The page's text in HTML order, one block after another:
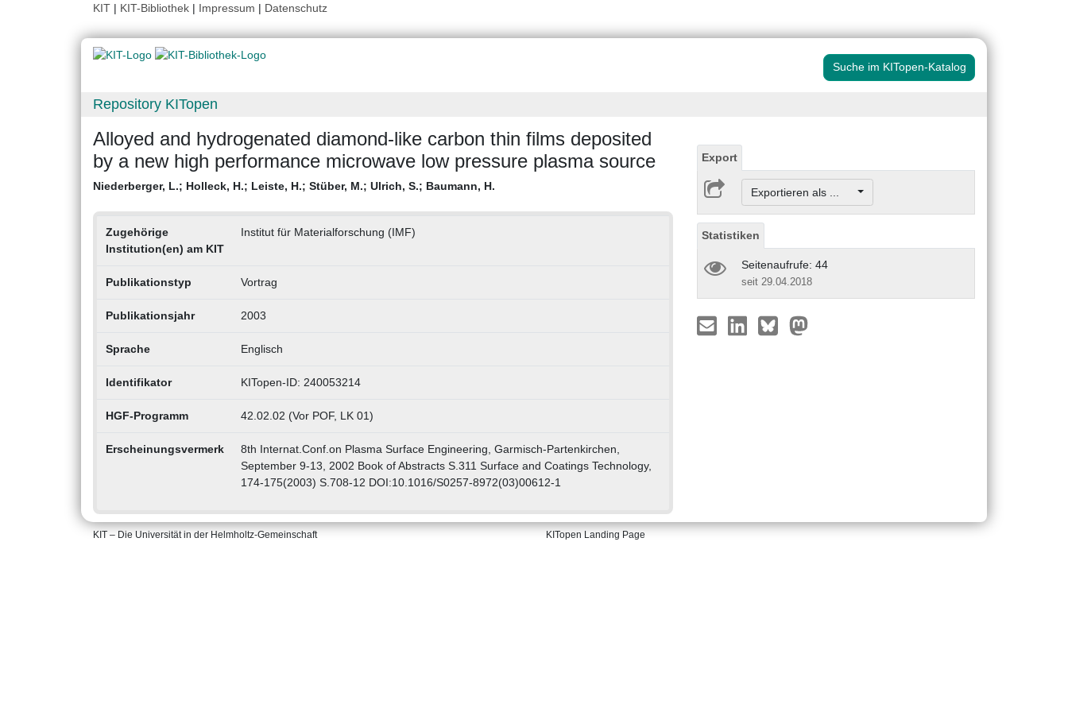
KIT | KIT-Bibliothek | Impressum | Datenschutz
Suche im KITopen-Katalog
Repository KITopen
Alloyed and hydrogenated diamond-like carbon thin films deposited
by a new high performance microwave low pressure plasma source
Niederberger, L.; Holleck, H.; Leiste, H.; Stüber, M.; Ulrich, S.; Baumann, H.
Zugehörige
Institution(en) am KIT
Institut für Materialforschung (IMF)
Publikationstyp Vortrag
Publikationsjahr 2003
Sprache Englisch
Identifikator KITopen-ID: 240053214
HGF-Programm 42.02.02 (Vor POF, LK 01)
Erscheinungsvermerk
8th Internat.Conf.on Plasma Surface Engineering, Garmisch-Partenkirchen,
September 9-13, 2002 Book of Abstracts S.311 Surface and Coatings Technology,
174-175(2003) S.708-12 DOI:10.1016/S0257-8972(03)00612-1
Export
Exportieren als ...
Statistiken
Seitenaufrufe: 44
seit 29.04.2018
KIT – Die Universität in der Helmholtz-Gemeinschaft KITopen Landing Page